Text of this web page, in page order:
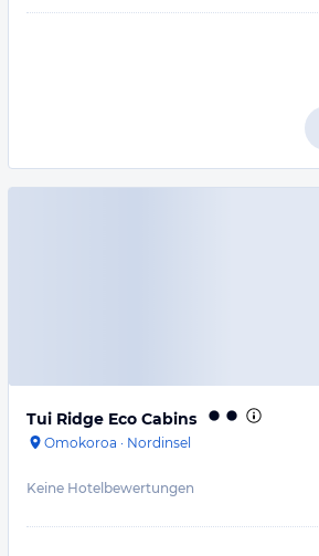
Tui Ridge Eco Cabins
Omokoroa · Nordinsel
Keine Hotelbewertungen